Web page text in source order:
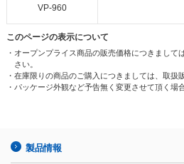
VP-960
このページの表示について
・オープンプライス商品の販売価格につきまして
さい。
・在庫限りの商品のご購入につきましては、取扱
・パッケージ外観など予告無く変更させて頂く場
製品情報